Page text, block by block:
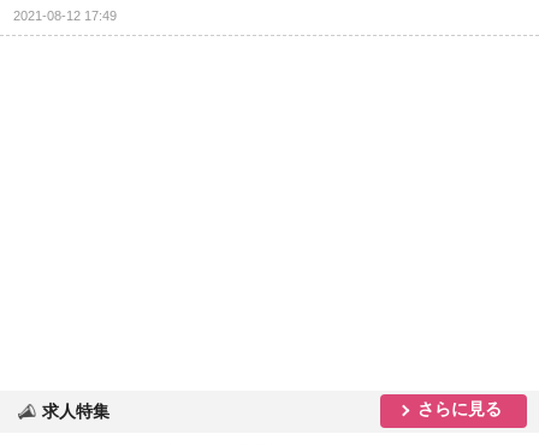
2021-08-12 17:49
求人特集 さらに見る